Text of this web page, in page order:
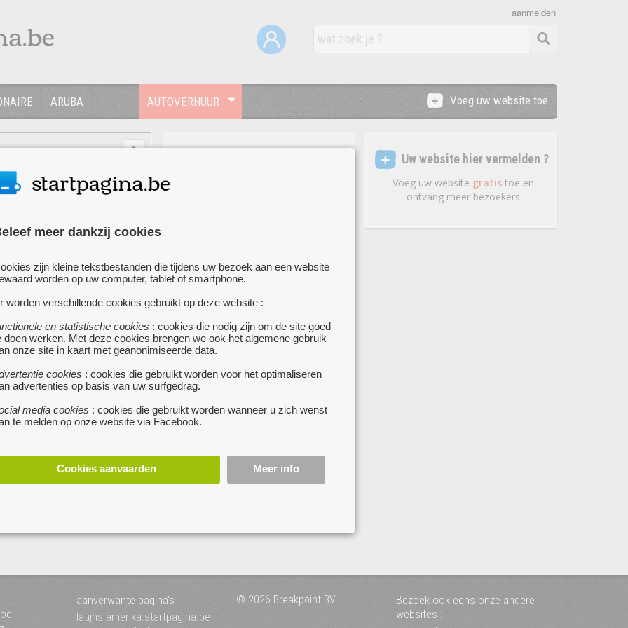
meer dankzij cookies
zijn kleine tekstbestanden die tijdens uw bezoek aan een website
worden op uw computer, tablet of smartphone.
worden verschillende cookies gebruikt op deze website :
en statistische cookies : cookies die nodig zijn om de site goed
doen werken. Met deze cookies brengen we ook het algemene gebruik
onze site in kaart met geanonimiseerde data.
cookies : cookies die gebruikt worden voor het optimaliseren
advertenties op basis van uw surfgedrag.
media cookies : cookies die gebruikt worden wanneer u zich wenst
te melden op onze website via Facebook.
Cookies aanvaarden Meer info
aanmelden
Voeg uw website toe
AUTOVERHUUR
ARUBA
JULIANADORP, CURACAO AN •
Vroegboekkortingen,
hoogseizoenprijzen, vage toeslagen,
prijzen exclusief verzekering, exclusief
belasting, exclusief dit, exclusief dat.. de
mooie autodeals vliegen je om de oren
maar onderaan de streep ben je vaak
het dubbele kwijt !
meer...
+599.670 70 80
Uw website hier vermelden ?
Voeg uw website gratistoe en
ontvang meer bezoekers
aanverwante pagina's
latijns-amerika.startpagina.be
© 2026 Breakpoint BV
Bezoek ook eens onze andere
websites :